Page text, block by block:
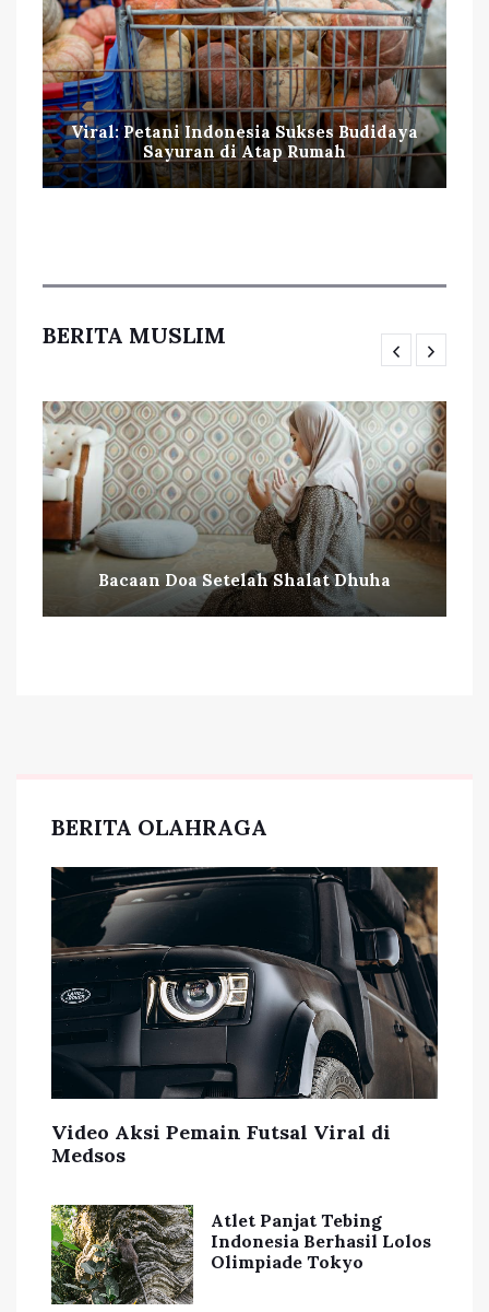
Viral: Petani Indonesia Sukses Budidaya
Sayuran di Atap Rumah
BERITA MUSLIM
Bacaan Doa Setelah Shalat Dhuha
BERITA OLAHRAGA
Video Aksi Pemain Futsal Viral di
Medsos
Atlet Panjat Tebing
Indonesia Berhasil Lolos
Olimpiade Tokyo